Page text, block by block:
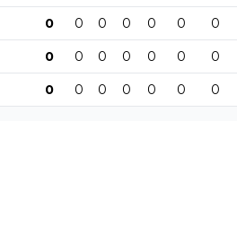
0 0 0 0 0 0 0
0 0 0 0 0 0 0
0 0 0 0 0 0 0